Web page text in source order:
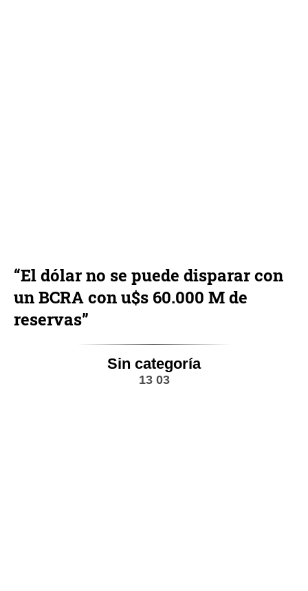
“El dólar no se puede disparar con
un BCRA con u$s 60.000 M de
reservas”
Sin categoría
13 03